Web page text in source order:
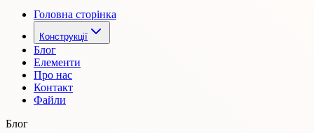
Головна сторінка
Конструкції
Блог
Елементи
Про нас
Контакт
Файли
Блог